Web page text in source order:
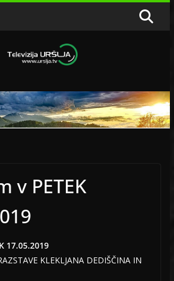
v PETEK
17.05.2019
KLEKLJANA DEDIŠČINA IN